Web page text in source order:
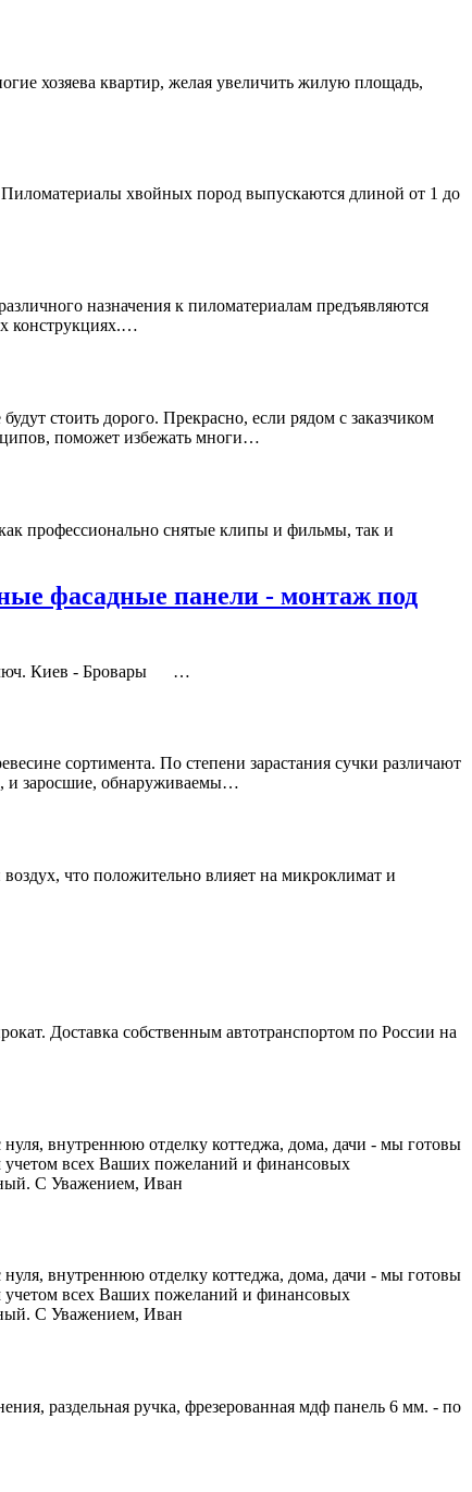
хозяева квартир, желая увеличить жилую площадь,
Пиломатериалы хвойных пород выпускаются длиной от 1 до
назначения к пиломатериалам предъявляются
конструкциях.…
стоить дорого. Прекрасно, если рядом с заказчиком
поможет избежать многи…
профессионально снятые клипы и фильмы, так и
фасадные панели - монтаж под
Киев - Бровары …
сортимента. По степени зарастания сучки различают
и заросшие, обнаруживаемы…
что положительно влияет на микроклимат и
Доставка собственным автотранспортом по России на
внутреннюю отделку коттеджа, дома, дачи - мы готовы
учетом всех Ваших пожеланий и финансовых
С Уважением, Иван
внутреннюю отделку коттеджа, дома, дачи - мы готовы
учетом всех Ваших пожеланий и финансовых
С Уважением, Иван
раздельная ручка, фрезерованная мдф панель 6 мм. - по